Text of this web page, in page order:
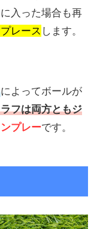
入った場合も再
プレース します。
によってボールが
フは両方ともジ
プレーです。